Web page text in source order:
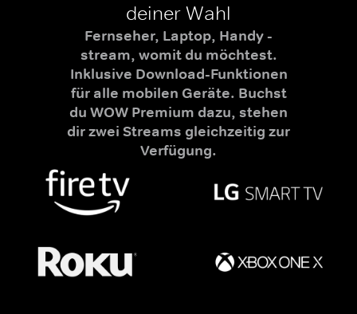
deiner Wahl
Fernseher, Laptop, Handy -
stream, womit du möchtest.
Inklusive Download-Funktionen
für alle mobilen Geräte. Buchst
du WOW Premium dazu, stehen
dir zwei Streams gleichzeitig zur
Verfügung.